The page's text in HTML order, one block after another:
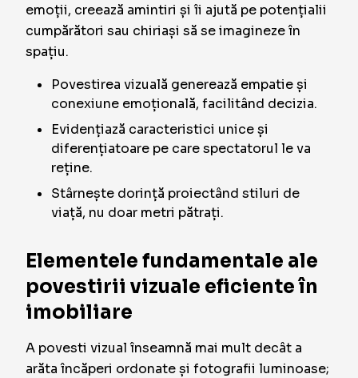
emoții, creează amintiri și îi ajută pe potențialii
cumpărători sau chiriași să se imagineze în
spațiu.
Povestirea vizuală generează empatie și
conexiune emoțională, facilitând decizia.
Evidențiază caracteristici unice și
diferențiatoare pe care spectatorul le va
reține.
Stârnește dorință proiectând stiluri de
viață, nu doar metri pătrați.
Elementele fundamentale ale
povestirii vizuale eficiente în
imobiliare
A povesti vizual înseamnă mai mult decât a
arăta încăperi ordonate și fotografii luminoase;